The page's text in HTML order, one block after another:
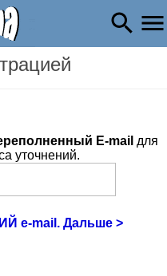
E-mail для
уточнений.
e-mail. Дальше >